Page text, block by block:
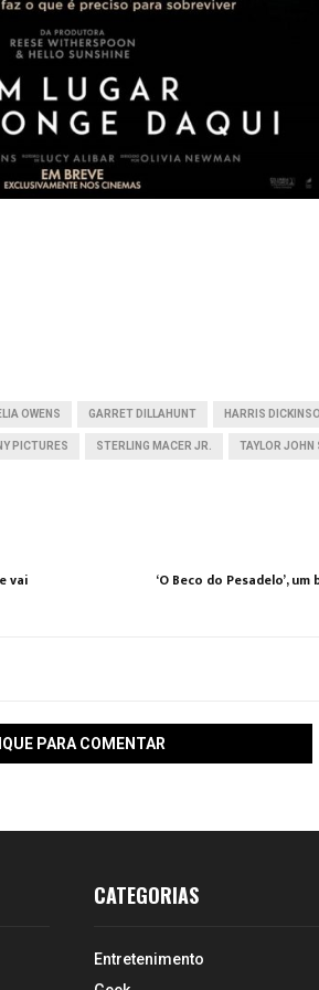
OWENS GARRET DILLAHUNT HARRIS
PICTURES STERLING MACER JR. TAYLOR JOHN
vai ‘O Beco do Pesadelo’,
PARA COMENTAR
CATEGORIAS
Entretenimento